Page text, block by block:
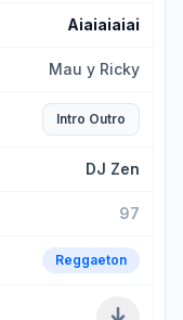
Aiaiaiaiai
Mau y Ricky
Intro Outro
DJ Zen
97
Reggaeton